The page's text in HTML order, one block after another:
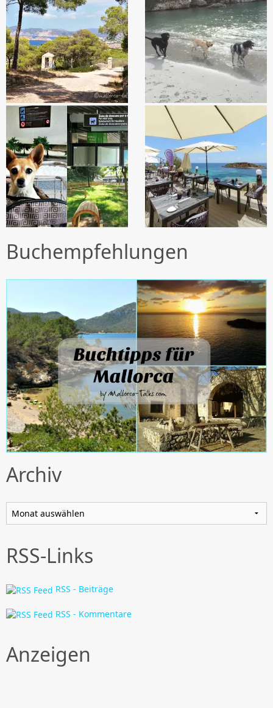
Buchempfehlungen
Archiv
RSS-Links
RSS - Beiträge
RSS - Kommentare
Anzeigen